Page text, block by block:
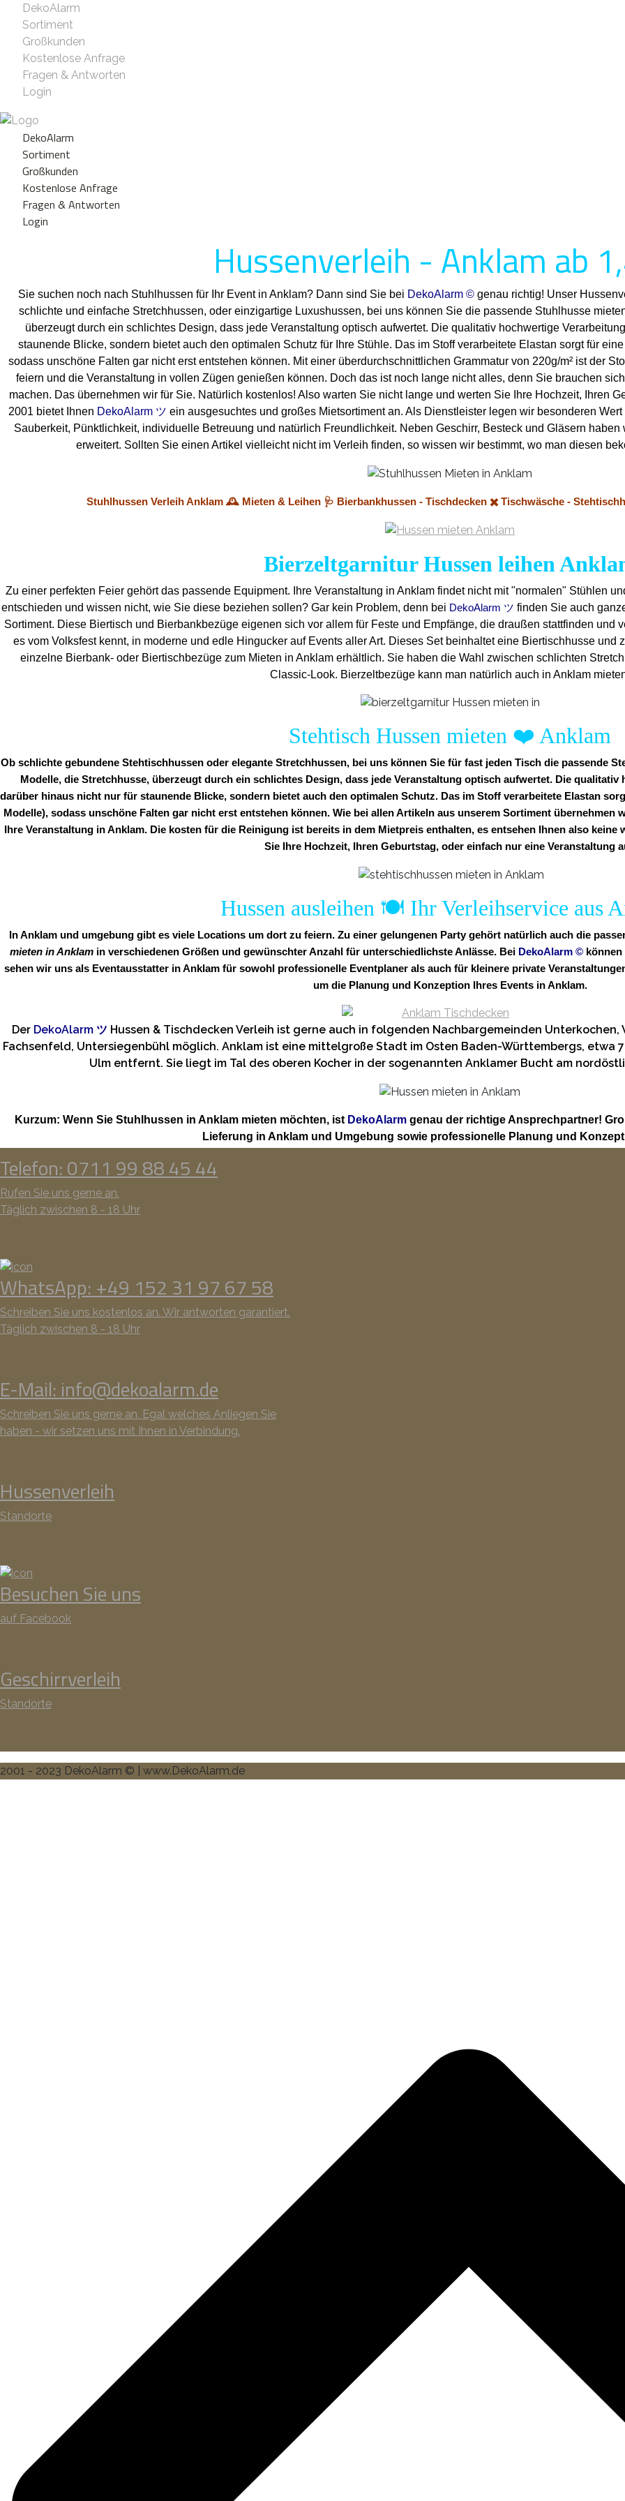
DekoAlarm
Sortiment
Großkunden
Kostenlose Anfrage
Fragen & Antworten
Login
DekoAlarm
Sortiment
Großkunden
Kostenlose Anfrage
Fragen & Antworten
Login
Hussenverleih - Anklam ab
Sie suchen noch nach Stuhlhussen für Ihr Event in Anklam? Dann sind Sie bei DekoAlarm © genau richtig! Unser
schlichte und einfache Stretchhussen, oder einzigartige Luxushussen, bei uns können Sie die passende Stuhlhusse
überzeugt durch ein schlichtes Design, dass jede Veranstaltung optisch aufwertet. Die qualitativ hochwertige
staunende Blicke, sondern bietet auch den optimalen Schutz für Ihre Stühle. Das im Stoff verarbeitete Elastan sorgt für
sodass unschöne Falten gar nicht erst entstehen können. Mit einer überdurchschnittlichen Grammatur von 220g/m² ist der
feiern und die Veranstaltung in vollen Zügen genießen können. Doch das ist noch lange nicht alles, denn Sie brauchen
machen. Das übernehmen wir für Sie. Natürlich kostenlos! Also warten Sie nicht lange und werten Sie Ihre Hochzeit, Ihren
2001 bietet Ihnen DekoAlarm ツ ein ausgesuchtes und großes Mietsortiment an. Als Dienstleister legen wir besonderen
Sauberkeit, Pünktlichkeit, individuelle Betreuung und natürlich Freundlichkeit. Neben Geschirr, Besteck und Gläsern
erweitert. Sollten Sie einen Artikel vielleicht nicht im Verleih finden, so wissen wir bestimmt, wo man diesen
Stuhlhussen Verleih Anklam 🕰️ Mieten & Leihen 🩺 Bierbankhussen - Tischdecken ✖️ Tischwäsche -
Bierzeltgarnitur Hussen leihen
Zu einer perfekten Feier gehört das passende Equipment.
Ihre Veranstaltung in Anklam findet nicht mit "normalen" Stühlen
entschieden und wissen nicht, wie Sie diese beziehen sollen? Gar kein Problem, denn bei DekoAlarm ツ finden Sie auch
Sortiment. Diese Biertisch und Bierbankbezüge eigenen sich vor allem für Feste und Empfänge, die draußen stattfinden und
es vom Volksfest kennt, in moderne und edle Hingucker auf Events aller Art. Dieses Set beinhaltet eine Biertischhusse
einzelne Bierbank- oder Biertischbezüge zum Mieten in Anklam erhältlich. Sie haben die Wahl zwischen schlichten
Classic-Look. Bierzeltbezüge kann man natürlich auch in Anklam
Stehtisch Hussen mieten ❤️ Anklam
Ob schlichte gebundene Stehtischhussen oder elegante Stretchhussen, bei uns können Sie für fast jeden Tisch die passende
Modelle, die Stretchhusse, überzeugt durch ein schlichtes Design, dass jede Veranstaltung optisch aufwertet. Die
darüber hinaus nicht nur für staunende Blicke, sondern bietet auch den optimalen Schutz. Das im Stoff verarbeitete Elastan
Modelle), sodass unschöne Falten gar nicht erst entstehen können. Wie bei allen Artikeln aus unserem Sortiment
Ihre Veranstaltung in Anklam. Die kosten für die Reinigung ist bereits in dem Mietpreis enthalten, es entsehen Ihnen also
Sie Ihre Hochzeit, Ihren Geburtstag, oder einfach nur eine Veranstaltung
Hussen ausleihen 🍽️ Ihr Verleihservice aus
In Anklam und umgebung gibt es viele Locations um dort zu feiern. Zu einer gelungenen Party gehört natürlich auch die
mieten in Anklamin verschiedenen Größen und gewünschter Anzahl für unterschiedlichste Anlässe. Bei DekoAlarm ©
sehen wir uns als Eventausstatter in Anklam für sowohl professionelle Eventplaner als auch für kleinere private
um die Planung und Konzeption Ihres Events in Anklam.
Der DekoAlarm ツ Hussen & Tischdecken Verleih ist gerne auch in folgenden Nachbargemeinden
Fachsenfeld, Untersiegenbühl möglich. Anklam ist eine mittelgroße Stadt im Osten Baden-Württembergs, etwa
Ulm entfernt. Sie liegt im Tal des oberen Kocher in der sogenannten Anklamer Bucht am
Kurzum: Wenn Sie Stuhlhussen in Anklam mieten möchten, ist DekoAlarm genau der richtige Ansprechpartner!
Lieferung in Anklam und Umgebung sowie professionelle Planung und
Telefon: 0711 99 88 45 44
Rufen Sie uns gerne an.
Täglich zwischen 8 - 18 Uhr
WhatsApp: +49 152 31 97 67 58
Schreiben Sie uns kostenlos an. Wir antworten garantiert.
Täglich zwischen 8 - 18 Uhr
E-Mail: info@dekoalarm.de
Schreiben Sie uns gerne an. Egal welches Anliegen Sie
haben - wir setzen uns mit Ihnen in Verbindung.
Hussenverleih
Standorte
Besuchen Sie uns
auf Facebook
Geschirrverleih
Standorte
2001 - 2023 DekoAlarm © | www.DekoAlarm.de